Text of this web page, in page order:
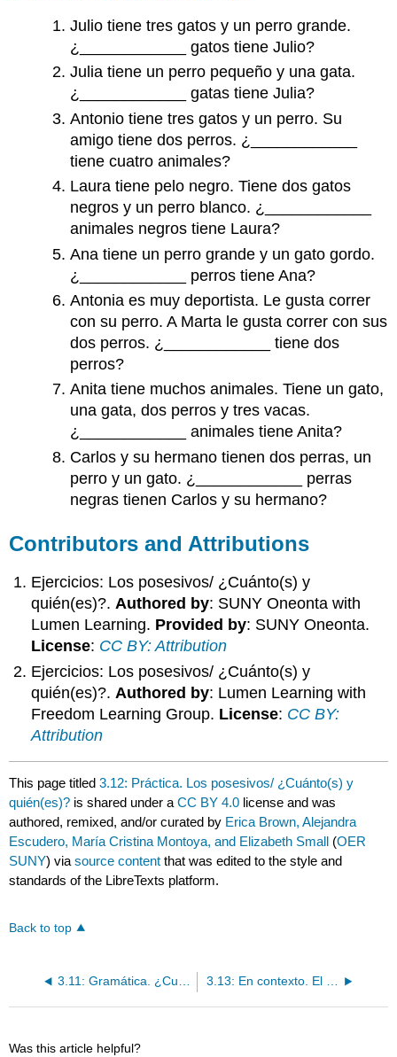
Julio tiene tres gatos y un perro grande.
¿____________ gatos tiene Julio?
Julia tiene un perro pequeño y una gata.
¿____________ gatas tiene Julia?
Antonio tiene tres gatos y un perro. Su
amigo tiene dos perros. ¿____________
tiene cuatro animales?
Laura tiene pelo negro. Tiene dos gatos
negros y un perro blanco. ¿____________
animales negros tiene Laura?
Ana tiene un perro grande y un gato gordo.
¿____________ perros tiene Ana?
Antonia es muy deportista. Le gusta correr
con su perro. A Marta le gusta correr con sus
dos perros. ¿____________ tiene dos
perros?
Anita tiene muchos animales. Tiene un gato,
una gata, dos perros y tres vacas.
¿____________ animales tiene Anita?
Carlos y su hermano tienen dos perras, un
perro y un gato. ¿____________ perras
negras tienen Carlos y su hermano?
Contributors and Attributions
Ejercicios: Los posesivos/ ¿Cuánto(s) y
quién(es)?.Authored by: SUNY Oneonta with
Lumen Learning. Provided by: SUNY Oneonta.
License: CC BY: Attribution
Ejercicios: Los posesivos/ ¿Cuánto(s) y
quién(es)?. Authored by: Lumen Learning with
Freedom Learning Group. License: CC BY:
Attribution
This page titled3.12: Práctica. Los posesivos/ ¿Cuánto(s) y
quién(es)? is shared under aCC BY 4.0 license and was
authored, remixed, and/or curated by Erica Brown, Alejandra
Escudero, María Cristina Montoya, and Elizabeth Small (OER
SUNY) viasource content that was edited to the style and
standards of the LibreTexts platform.
Back to top
3.11: Gramática. ¿Cuánto(s) y quién(es)? 3.13: En contexto. El verbo tener
Was this article helpful?